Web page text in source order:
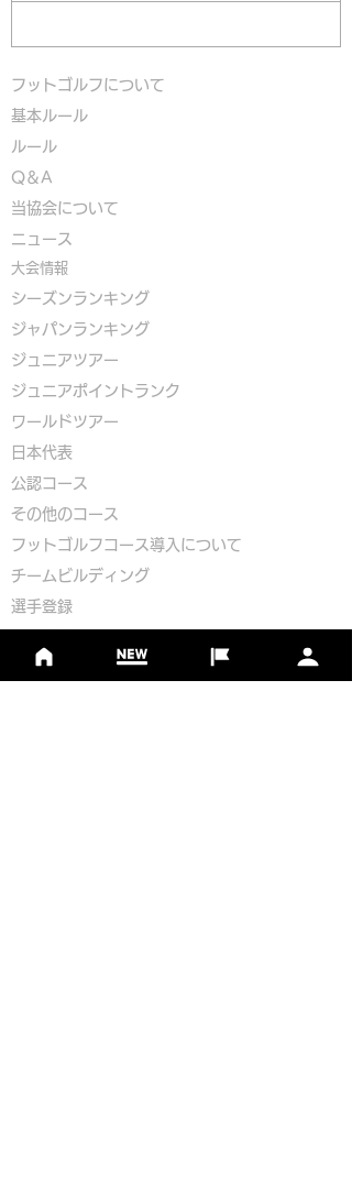
フットゴルフについて
基本ルール
ルール
Q＆A
​当協会について
​ニュース
大会情報
シーズンランキング
ジャパンランキング
ジュニアツアー
ジュニアポイントランク
​ワールドツアー
​​日本代表
公認コース
​その他のコース
​ フットゴルフコース導入について
​チームビルディング
選手登録​
​イベント依頼